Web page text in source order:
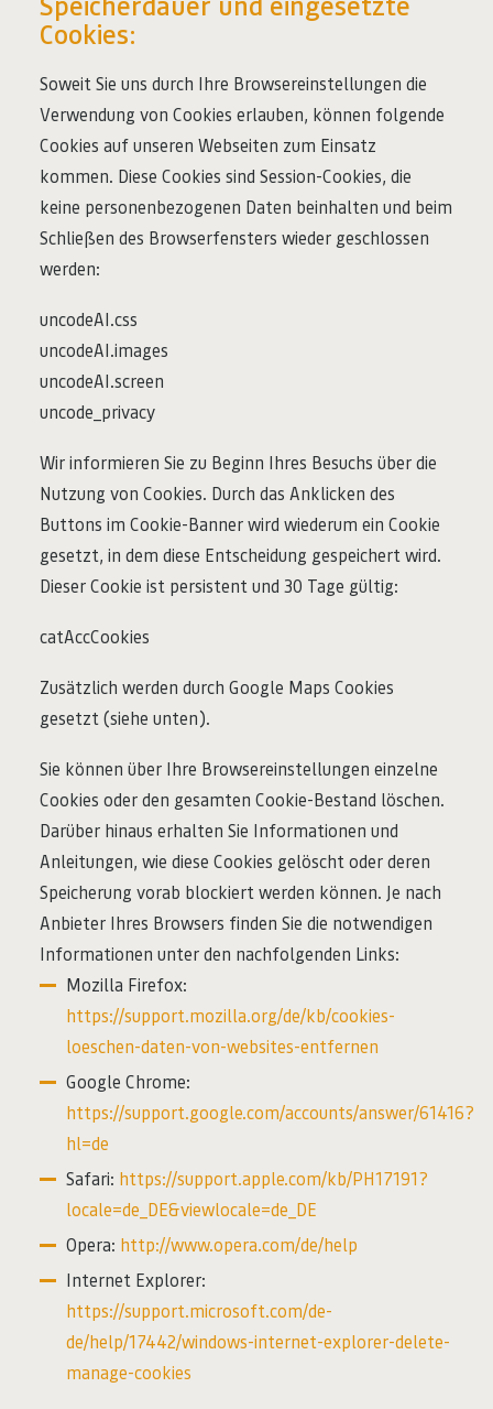
Cookies:
Soweit Sie uns durch Ihre Browsereinstellungen die
Verwendung von Cookies erlauben, können folgende
Cookies auf unseren Webseiten zum Einsatz
kommen. Diese Cookies sind Session-Cookies, die
keine personenbezogenen Daten beinhalten und beim
Schließen des Browserfensters wieder geschlossen
werden:
uncodeAI.css
uncodeAI.images
uncodeAI.screen
uncode_privacy
Wir informieren Sie zu Beginn Ihres Besuchs über die
Nutzung von Cookies. Durch das Anklicken des
Buttons im Cookie-Banner wird wiederum ein Cookie
gesetzt, in dem diese Entscheidung gespeichert wird.
Dieser Cookie ist persistent und 30 Tage gültig:
catAccCookies
Zusätzlich werden durch Google Maps Cookies
gesetzt (siehe unten).
Sie können über Ihre Browsereinstellungen einzelne
Cookies oder den gesamten Cookie-Bestand löschen.
Darüber hinaus erhalten Sie Informationen und
Anleitungen, wie diese Cookies gelöscht oder deren
Speicherung vorab blockiert werden können. Je nach
Anbieter Ihres Browsers finden Sie die notwendigen
Informationen unter den nachfolgenden Links:
Mozilla Firefox:
https://support.mozilla.org/de/kb/cookies-
loeschen-daten-von-websites-entfernen
Google Chrome:
https://support.google.com/accounts/answer/61416?
hl=de
Safari: https://support.apple.com/kb/PH17191?
locale=de_DE&viewlocale=de_DE
Opera: http://www.opera.com/de/help
Internet Explorer:
https://support.microsoft.com/de-
de/help/17442/windows-internet-explorer-delete-
manage-cookies